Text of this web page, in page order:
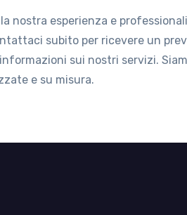
nostra esperienza e
subito per ricevere un
sui nostri servizi.
e su misura.